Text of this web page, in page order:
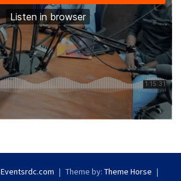
Eventsrdc.com Theme by: Theme Horse